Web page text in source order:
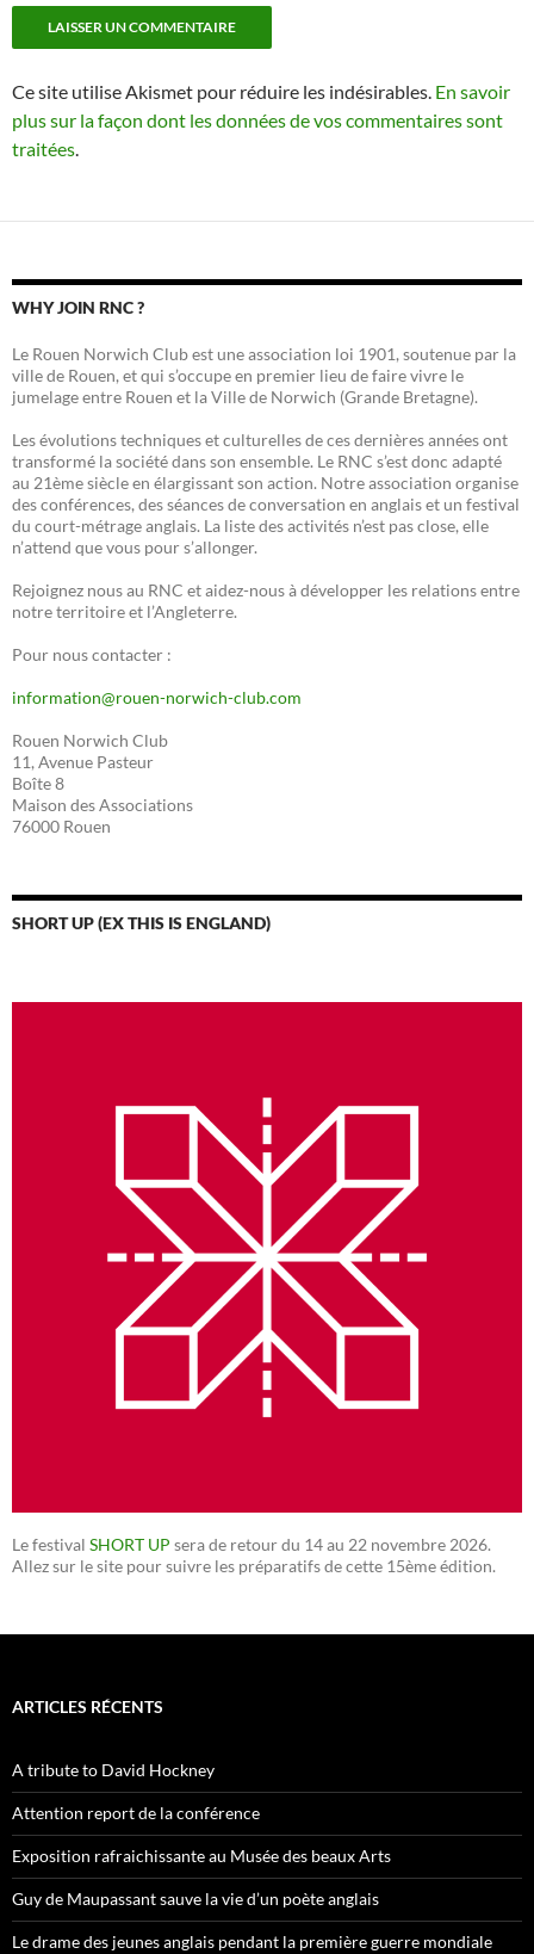
Ce site utilise Akismet pour réduire les indésirables. En savoir
plus sur la façon dont les données de vos commentaires sont
traitées.
WHY JOIN RNC ?
Le Rouen Norwich Club est une association loi 1901, soutenue par la
ville de Rouen, et qui s’occupe en premier lieu de faire vivre le
jumelage entre Rouen et la Ville de Norwich (Grande Bretagne).
Les évolutions techniques et culturelles de ces dernières années ont
transformé la société dans son ensemble. Le RNC s’est donc adapté
au 21ème siècle en élargissant son action. Notre association organise
des conférences, des séances de conversation en anglais et un festival
du court-métrage anglais. La liste des activités n’est pas close, elle
n’attend que vous pour s’allonger.
Rejoignez nous au RNC et aidez-nous à développer les relations entre
notre territoire et l’Angleterre.
Pour nous contacter :
information@rouen-norwich-club.com
Rouen Norwich Club
11, Avenue Pasteur
Boîte 8
Maison des Associations
76000 Rouen
SHORT UP (EX THIS IS ENGLAND)
Le festival SHORT UP sera de retour du 14 au 22 novembre 2026.
Allez sur le site pour suivre les préparatifs de cette 15ème édition.
ARTICLES RÉCENTS
A tribute to David Hockney
Attention report de la conférence
Exposition rafraichissante au Musée des beaux Arts
Guy de Maupassant sauve la vie d’un poète anglais
Le drame des jeunes anglais pendant la première guerre mondiale